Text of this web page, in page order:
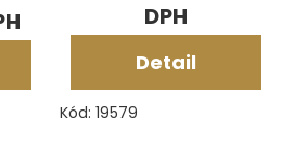
Detail
Kód: 19579